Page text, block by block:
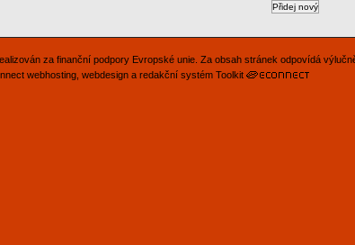
za finanční podpory Evropské unie. Za obsah stránek odpovídá
webhosting webdesign a redakční systém Toolkit